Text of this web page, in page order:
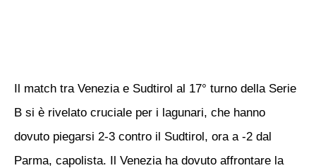
Il match tra Venezia e Sudtirol al 17° turno della Serie
B si è rivelato cruciale per i lagunari, che hanno
dovuto piegarsi 2-3 contro il Sudtirol, ora a -2 dal
Parma, capolista. Il Venezia ha dovuto affrontare la